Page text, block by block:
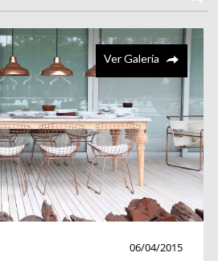
Ver Galería
06/04/2015